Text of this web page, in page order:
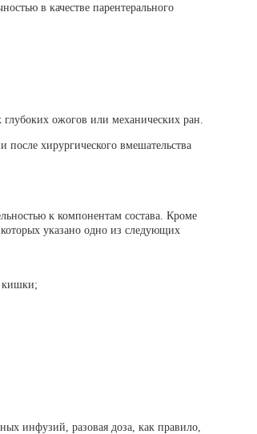
в качестве парентерального
ожогов или механических ран.
после хирургического вмешательства
к компонентам состава. Кроме
указано одно из следующих
кишки;
инфузий, разовая доза, как правило,